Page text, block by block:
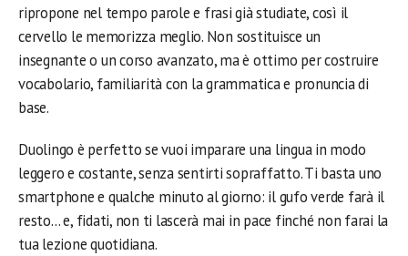
ripropone nel tempo parole e frasi già studiate, così il
cervello le memorizza meglio. Non sostituisce un
insegnante o un corso avanzato, ma è ottimo per costruire
vocabolario, familiarità con la grammatica e pronuncia di
base.
Duolingo è perfetto se vuoi imparare una lingua in modo
leggero e costante, senza sentirti sopraffatto. Ti basta uno
smartphone e qualche minuto al giorno: il gufo verde farà il
resto… e, fidati, non ti lascerà mai in pace finché non farai la
tua lezione quotidiana.